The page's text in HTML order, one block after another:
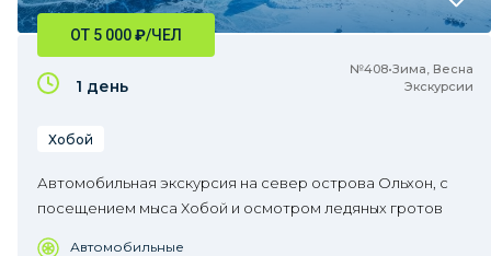
№408•Зима, Весна
Экскурсии
ОТ 5 000₽/ЧЕЛ
1 день
Хобой
Автомобильная экскурсия на север острова Ольхон, с
посещением мыса Хобой и осмотром ледяных гротов
Автомобильные